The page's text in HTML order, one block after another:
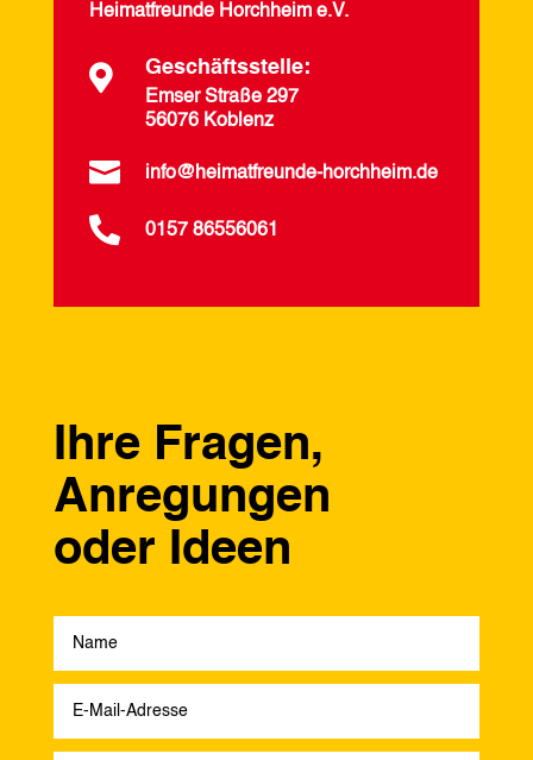
Heimatfreunde Horchheim e.V.
 Geschäftsstelle:
Emser Straße 297
56076 Koblenz
 info@heimatfreunde-horchheim.de
 0157 86556061
Ihre Fragen,
Anregungen
oder Ideen